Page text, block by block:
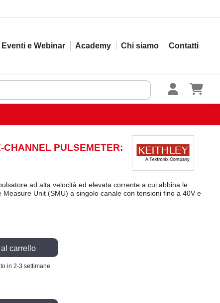
Eventi e Webinar Academy Chi siamo Contatti
PULSEMETER:
ad alta velocità ed elevata corrente a cui abbina le
Unit (SMU) a singolo canale con tensioni fino a 40V e
carrello
in 2-3 settimane